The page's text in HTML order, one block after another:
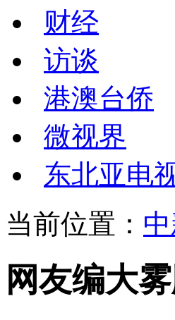
财经
访谈
港澳台侨
微视界
东北亚电
当前位置：
网友编大